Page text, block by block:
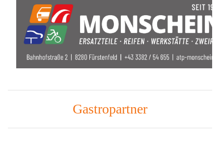
Gastropartner